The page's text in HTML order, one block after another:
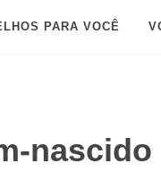
PARA VOCÊ